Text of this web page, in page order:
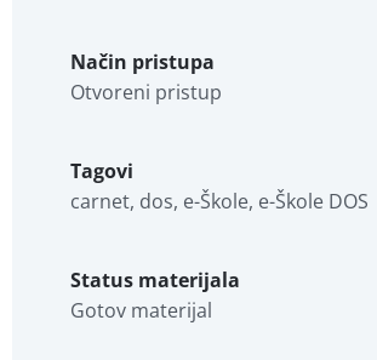
Način pristupa
Otvoreni pristup
Tagovi
carnet, dos, e-Škole, e-Škole DOS
Status materijala
Gotov materijal